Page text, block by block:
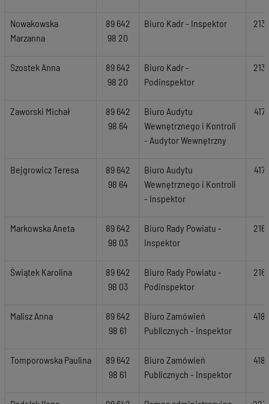
Nowakowska
Marzanna
89 642
98 20
Biuro Kadr - Inspektor 213
Szostek Anna
89 642
98 20
Biuro Kadr -
Podinspektor
213
Zaworski Michał
89 642
98 64
Biuro Audytu
Wewnętrznego i Kontroli
- Audytor Wewnętrzny
417
Bejgrowicz Teresa
89 642
98 64
Biuro Audytu
Wewnętrznego i Kontroli
- Inspektor
417
Markowska Aneta
89 642
98 03
Biuro Rady Powiatu -
Inspektor
216
Świątek Karolina
89 642
98 03
Biuro Rady Powiatu -
Podinspektor
216
Malisz Anna
89 642
98 61
Biuro Zamówień
Publicznych - Inspektor
418
Tomporowska Paulina
89 642
98 61
Biuro Zamówień
Publicznych - Inspektor
418